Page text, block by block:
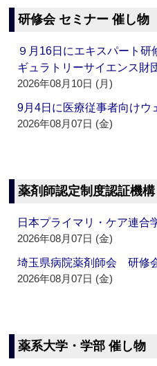
研修会 セミナー 催し物
９月16日にエキスパート
ギュラトリーサイエンス財
2026年08月10日 (月)
9月4日に医療従事者向け
2026年08月07日 (金)
薬剤師認定制度認証機
日本プライマリ・ケア連
2026年08月07日 (金)
埼玉県病院薬剤師会 研修
2026年08月07日 (金)
薬系大学・学部 催し物